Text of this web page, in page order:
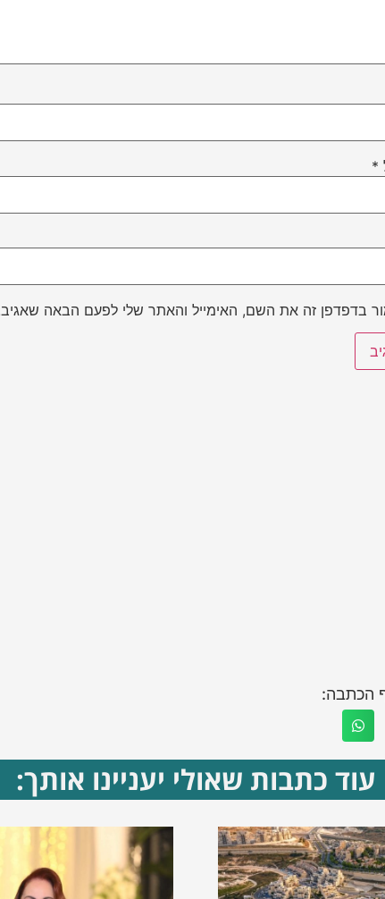
*
בדפדפן זה את השם, האימייל והאתר שלי לפעם הבאה
הכתבה:
עוד כתבות שאולי יעניינו אותך: